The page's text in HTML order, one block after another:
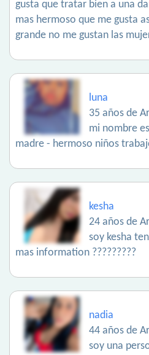
gusta que tratar bien a una
mas hermoso que me gusta
grande no me gustan las
luna
35 años de
mi nombre
madre - hermoso niños
kesha
24 años de
soy kesha
mas information ?????????
nadia
44 años de
soy una